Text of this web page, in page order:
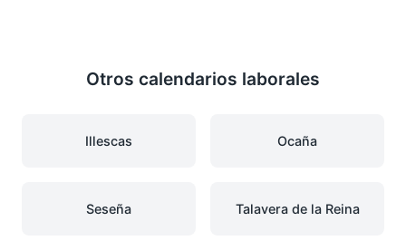
Otros calendarios laborales
Illescas Ocaña
Seseña Talavera de la Reina